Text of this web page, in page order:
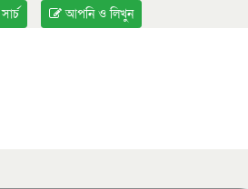
আপনি ও লিখুন
সার্চ